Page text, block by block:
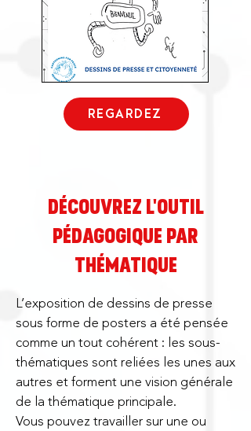
REGARDEZ
découvrez L'OUTIL
PÉDAGOGIQUE PAR
thématique
L’exposition de dessins de presse
sous forme de posters a été pensée
comme un tout cohérent : les sous-
thématiques sont reliées les unes aux
autres et forment une vision générale
de la thématique principale.
Vous pouvez travailler sur une ou